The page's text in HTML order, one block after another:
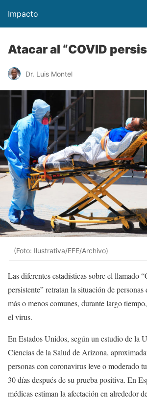
Impacto
Atacar al “COVID
Dr. Luis Montel
(Foto: Ilustrativa/EFE/Archivo)
Las diferentes estadísticas sobre el llamado
persistente” retratan la situación de
más o menos comunes, durante largo
el virus.
En Estados Unidos, según un estudio de la
Ciencias de la Salud de Arizona,
personas con coronavirus leve o moderado
30 días después de su prueba positiva. En
médicas estiman la afectación en alrededor